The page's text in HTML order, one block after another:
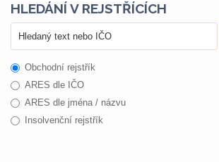
HLEDÁNÍ V REJSTŘÍCÍCH
Obchodní rejstřík
ARES dle IČO
ARES dle jména / názvu
Insolvenční rejstřík